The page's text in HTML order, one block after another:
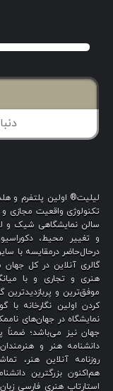
لیلیت® اولین پلتفرم و
تکنولوژی واقعیت مجازی
سالن نمایشگاهی شیک و
و تغییر محیط،
درحال‌حاضر درمقایسه با
هنری و تجاری و با
موفق‌ترین و پربازدیدترین
کردن اولین نگارخانه با
نمایشگاه در جهان‌های
جهان نیز می‌باشد؛ ضمناً
دانشنامه هنر و
روزنامه آنلاین هنر،
هم‌اکنون بزرگترین
استارتاپ هنری فارسی